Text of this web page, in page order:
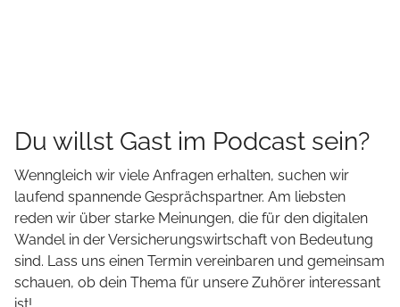
Du willst Gast im Podcast sein?
Wenngleich wir viele Anfragen erhalten, suchen wir
laufend spannende Gesprächspartner. Am liebsten
reden wir über starke Meinungen, die für den digitalen
Wandel in der Versicherungswirtschaft von Bedeutung
sind. Lass uns einen Termin vereinbaren und gemeinsam
schauen, ob dein Thema für unsere Zuhörer interessant